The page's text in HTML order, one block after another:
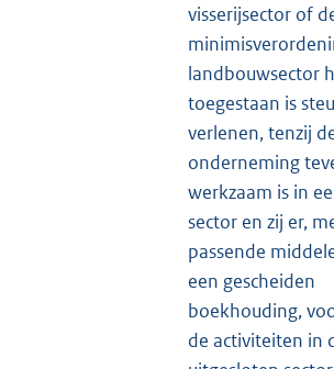
visserijsector of
landbouwsector
toegestaan is
verlenen, tenzij
onderneming
werkzaam is in
sector en zij er,
passende
een gescheiden
boekhouding,
de activiteiten in